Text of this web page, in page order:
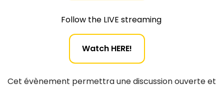
Follow the LIVE streaming
Watch HERE!
Cet évènement permettra une discussion ouverte et